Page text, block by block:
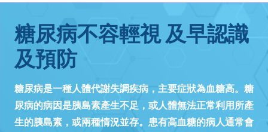
糖尿病不容輕視 及早認識
及預防
糖尿病是一種人體代謝失調疾病，主要症狀為血糖高。糖
尿病的病因是胰島素產生不足，或人體無法正常利用所產
生的胰島素，或兩種情況並存。患有高血糖的病人通常會